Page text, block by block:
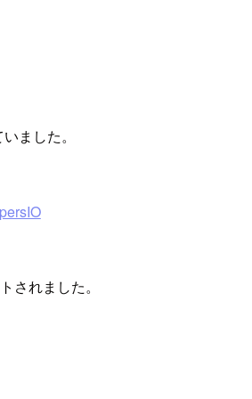
ました。
されました。